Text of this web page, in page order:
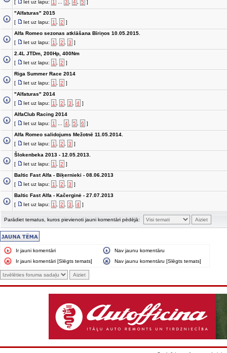
[
Iet uz lapu: 1 3 4 5 ]
"Alfaturas" 2015
[
Iet uz lapu: 1 2 ]
Alfa Romeo sezonas atklāšana Bīriņos 10.05.2015.
[
Iet uz lapu: 1 2 3 ]
2.4L JTDm, 200Hp, 400Nm
[
Iet uz lapu: 1 2 ]
Riga Summer Race 2014
[
Iet uz lapu: 1 2 ]
"Alfaturas" 2014
[
Iet uz lapu: 1 2 3 4 ]
AlfaClub Racing 2014
[
Iet uz lapu: 1 4 5 6 ]
Alfa Romeo salidojums Mežotnē 11.05.2014.
[
Iet uz lapu: 1 2 3 ]
Šlokenbeka 2013 - 12.05.2013.
[
Iet uz lapu: 1 2 ]
Baltic Fast Alfa - Biķernieki - 08.06.2013
[
Iet uz lapu: 1 2 3 ]
Baltic Fast Alfa - Kačerginė - 27.07.2013
[
Iet uz lapu: 1 2 3 4 ]
Parādiet tematus, kuros pievienoti jauni komentāri pēdējā:
Ir jauni komentāri
Nav jaunu komentāru
Ir jauni komentāri [Slēgts temats]
Nav jaunu komentāru [Slēgts temats]